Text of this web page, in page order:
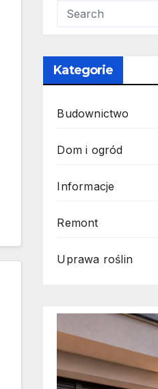
Kategorie
Budownictwo
Dom i ogród
Informacje
Remont
Uprawa roślin